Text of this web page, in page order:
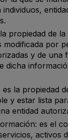
individuos,
propiedad de
modificada por
y de una
dicha
es la propiedad
y estar lista
entidad
es el
activos